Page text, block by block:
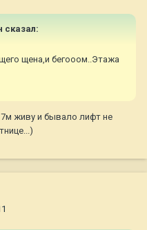
сказал:
щена,и бегооом..Этажа
живу и бывало лифт не